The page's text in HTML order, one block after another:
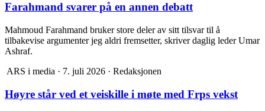
Farahmand svarer på en annen debatt
Mahmoud Farahmand bruker store deler av sitt tilsvar til å
tilbakevise argumenter jeg aldri fremsetter, skriver daglig leder Umar
Ashraf.
ARS i media · 7. juli 2026 · Redaksjonen
Høyre står ved et veiskille i møte med Frps vekst